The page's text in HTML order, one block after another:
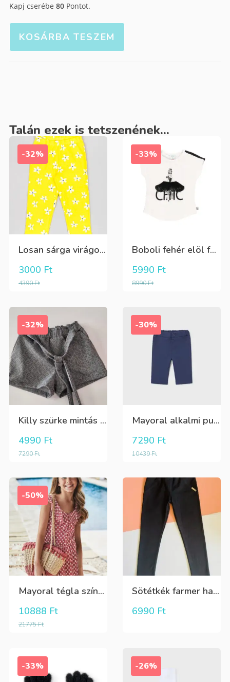
Kapj cserébe 80Pontot.
KOSÁRBA TESZEM
Talán ezek is tetszenének...
-32%
Losan sárga virágos 3/4-es leggings
4390Ft
3000 Ft
-33%
Boboli fehér elöl fekete tüll+gyöngyös csini póló
8990Ft
5990 Ft
-32%
Killy szürke mintás rövidnadrág
7290Ft
4990 Ft
-30%
Mayoral alkalmi puha kék élre vasalt nadrág, behúzható derékrésszel
10439Ft
7290 Ft
-50%
Mayoral tégla színű kisvirág mintás nyári lenge ruha
21775Ft
10888 Ft
Sötétkék farmer hatású kényelmes nadrág
6990 Ft
-33% -26%